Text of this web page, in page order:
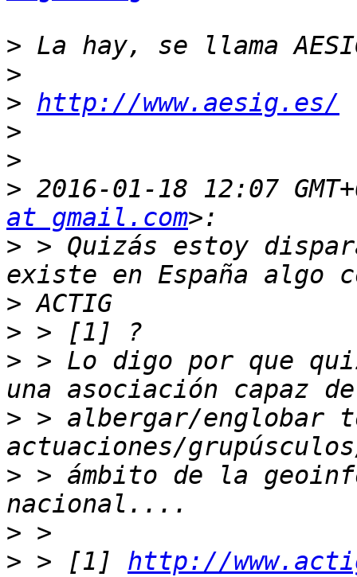
>
>
> http://www.aesig.es/
>
>
> 2016-01-18 12:07
at gmail.com
> > Quizás estoy
>
>
> > Lo digo por que
> > albergar/englobar
> > ámbito de la
>
> > [1] http://